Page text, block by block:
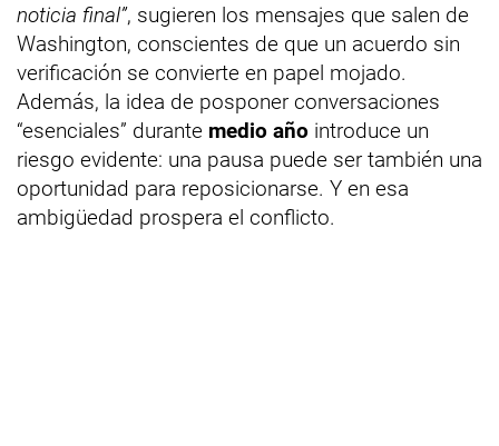
noticia final”, sugieren los mensajes que salen de
Washington, conscientes de que un acuerdo sin
verificación se convierte en papel mojado.
Además, la idea de posponer conversaciones
“esenciales” durante medio año introduce un
riesgo evidente: una pausa puede ser también una
oportunidad para reposicionarse. Y en esa
ambigüedad prospera el conflicto.